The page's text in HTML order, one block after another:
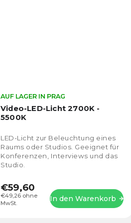
Video-LED-Licht 2700K -
5500K
AUF LAGER IN PRAG
€49,26 ohne
MwSt.
€59,60
In den Warenkorb
LED-Licht zur Beleuchtung eines
Raums oder Studios. Geeignet für
Konferenzen, Interviews und das
Studio.